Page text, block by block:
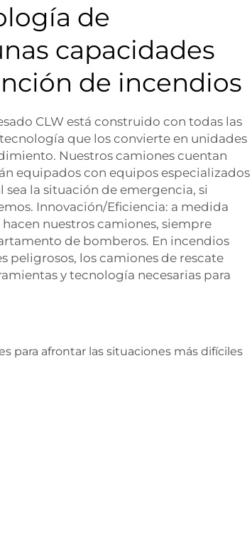
de
capacidades
de incendios
CLW está construido con todas las
que los convierte en unidades
Nuestros camiones cuentan
equipados con equipos especializados
la situación de emergencia, si
Innovación/Eficiencia: a medida
nuestros camiones, siempre
de bomberos. En incendios
peligrosos, los camiones de rescate
y tecnología necesarias para